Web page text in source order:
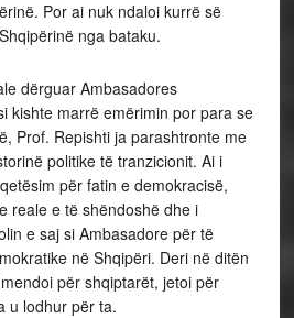
Por ai nuk ndaloi kurrë së
nga bataku.
dërguar Ambasadores
kishte marrë emërimin por para se
Prof. Repishti ja parashtronte me
politike të tranzicionit. Ai i
për fatin e demokracisë,
reale e të shëndoshë dhe i
e saj si Ambasadore për të
në Shqipëri. Deri në ditën
për shqiptarët, jetoi për
u lodhur për ta.